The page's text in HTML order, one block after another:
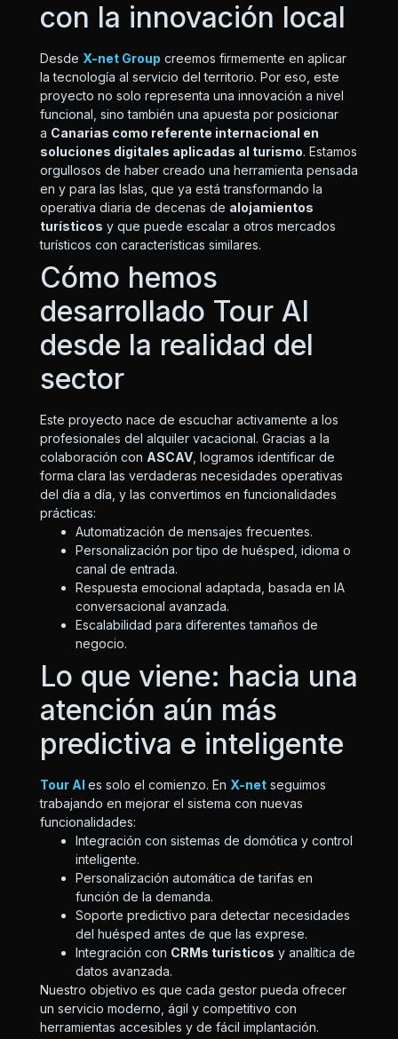
con la innovación local
Desde X-net Group creemos firmemente en aplicar
la tecnología al servicio del territorio. Por eso, este
proyecto no solo representa una innovación a nivel
funcional, sino también una apuesta por posicionar
a Canarias como referente internacional en
soluciones digitales aplicadas al turismo. Estamos
orgullosos de haber creado una herramienta pensada
en y para las Islas, que ya está transformando la
operativa diaria de decenas de alojamientos
turísticos y que puede escalar a otros mercados
turísticos con características similares.
Cómo hemos
desarrollado Tour AI
desde la realidad del
sector
Este proyecto nace de escuchar activamente a los
profesionales del alquiler vacacional. Gracias a la
colaboración con ASCAV, logramos identificar de
forma clara las verdaderas necesidades operativas
del día a día, y las convertimos en funcionalidades
prácticas:
Automatización de mensajes frecuentes.
Personalización por tipo de huésped, idioma o
canal de entrada.
Respuesta emocional adaptada, basada en IA
conversacional avanzada.
Escalabilidad para diferentes tamaños de
negocio.
Lo que viene: hacia una
atención aún más
predictiva e inteligente
Tour AI es solo el comienzo. En X-netseguimos
trabajando en mejorar el sistema con nuevas
funcionalidades:
Integración con sistemas de domótica y control
inteligente.
Personalización automática de tarifas en
función de la demanda.
Soporte predictivo para detectar necesidades
del huésped antes de que las exprese.
Integración con CRMs turísticos y analítica de
datos avanzada.
Nuestro objetivo es que cada gestor pueda ofrecer
un servicio moderno, ágil y competitivo con
herramientas accesibles y de fácil implantación.